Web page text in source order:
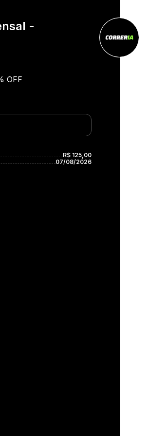
-
OFF
R$ 125,00
07/08/2026